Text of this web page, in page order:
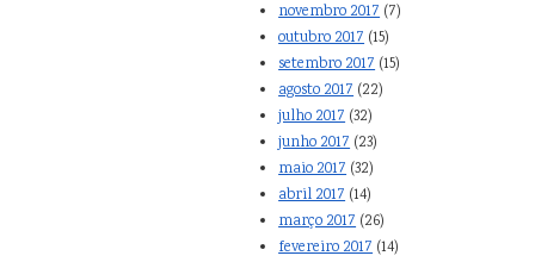
novembro 2017 (7)
outubro 2017 (15)
setembro 2017 (15)
agosto 2017 (22)
julho 2017 (32)
junho 2017 (23)
maio 2017 (32)
abril 2017 (14)
março 2017 (26)
fevereiro 2017 (14)